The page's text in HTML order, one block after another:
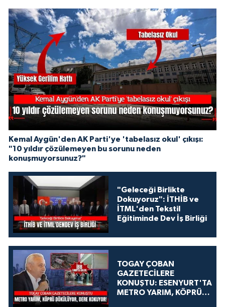
Kemal Aygün'den AK Parti'ye 'tabelasız okul' çıkışı:
"10 yıldır çözülemeyen bu sorunu neden
konuşmuyorsunuz?"
"Geleceği Birlikte
Dokuyoruz": İTHİB ve
İTML'den Tekstil
Eğitiminde Dev İş Birliği
TOGAY ÇOBAN
GAZETECİLERE
KONUŞTU: ESENYURT'TA
METRO YARIM, KÖPRÜ